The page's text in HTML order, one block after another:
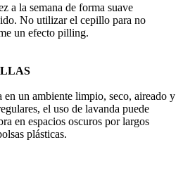
a la semana de forma suave
No utilizar el cepillo para no
un efecto pilling.
un ambiente limpio, seco, aireado y
el uso de lavanda puede
en espacios oscuros por largos
plásticas.